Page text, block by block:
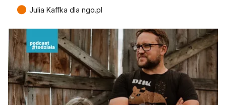
● Julia Kaffka dla ngo.pl